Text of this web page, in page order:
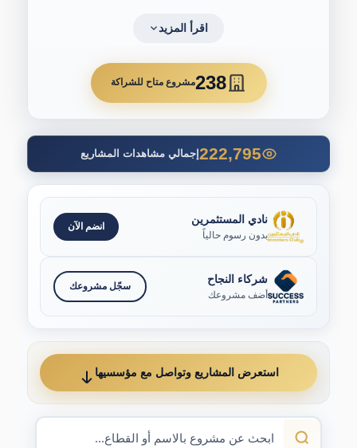
اقرأ المزيد
238مشروع متاح للشراكة
222,795إجمالي مشاهدات المشاريع
نادي المستثمرين
بدون رسوم حالياً
انضم الآن
شركاء النجاح
أضف مشروعك
سجّل مشروعك
استعرض المشاريع وتواصل مع مؤسسيها